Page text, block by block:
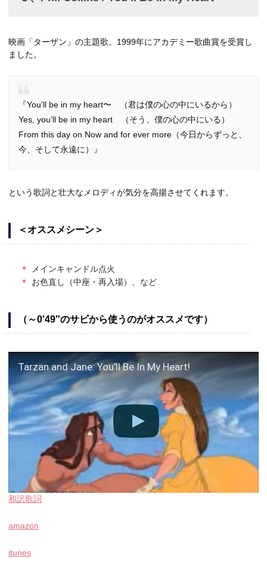
映画「ターザン」の主題歌。1999年にアカデミー歌曲賞を受賞し
ました。
『You’ll be in my heart〜 （君は僕の心の中にいるから）
Yes, you’ll be in my heart （そう、僕の心の中にいる）
From this day on Now and for ever more（今日からずっと、
今、そして永遠に）』
という歌詞と壮大なメロディが気分を高揚させてくれます。
＜オススメシーン＞
メインキャンドル点火
お色直し（中座・再入場）、など
（～0′49″のサビから使うのがオススメです）
Tarzan and Jane: You'll Be In My Heart!
和訳歌詞
amazon
itunes